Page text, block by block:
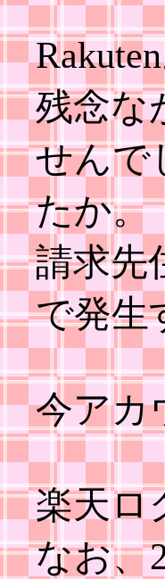
残念な
せんで
たか。
請求先
で発生
今アカ
楽天ロ
なお、